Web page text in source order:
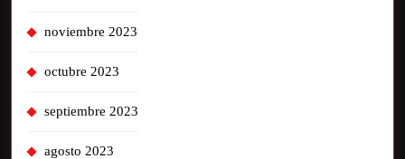
noviembre 2023
octubre 2023
septiembre 2023
agosto 2023